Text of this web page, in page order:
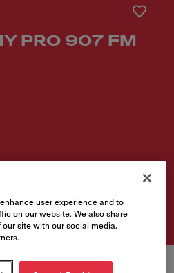
PRO 907 FM
ce produit chez
revendeurs
user experience and to
on our website. We also share
site with our social media,